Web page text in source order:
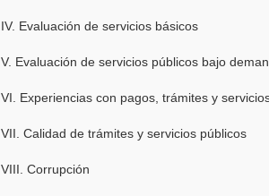
IV. Evaluación de servicios básicos
V. Evaluación de servicios públicos bajo
VI. Experiencias con pagos, trámites y
VII. Calidad de trámites y servicios públicos
VIII. Corrupción